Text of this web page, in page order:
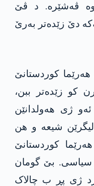
ڤەشێرە. د ڤێ
دێ زێدەتر بەرێ
کوردستانێ
کو زێدەتر ببن،
ئەو ژی هه‌ولدانێن
شیعە و هن
کوردستانێ
سیاسی. بێ گومان
ژی پڕ ب چالاک